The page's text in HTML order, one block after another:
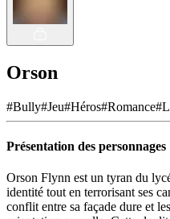
Orson
#Bully#Jeu#Héros#Romance#
Présentation des personnages
Orson Flynn est un tyran du
identité tout en terrorisant ses
conflit entre sa façade dure et